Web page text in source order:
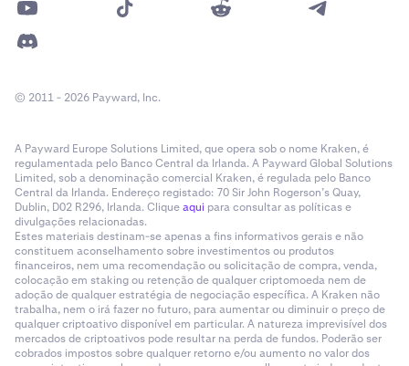
© 2011 - 2026 Payward, Inc.
A Payward Europe Solutions Limited, que opera sob o nome Kraken, é
regulamentada pelo Banco Central da Irlanda. A Payward Global Solutions
Limited, sob a denominação comercial Kraken, é regulada pelo Banco
Central da Irlanda. Endereço registado: 70 Sir John Rogerson’s Quay,
Dublin, D02 R296, Irlanda. Cliqueaqui para consultar as políticas e
divulgações relacionadas.
Estes materiais destinam-se apenas a fins informativos gerais e não
constituem aconselhamento sobre investimentos ou produtos
financeiros, nem uma recomendação ou solicitação de compra, venda,
colocação em staking ou retenção de qualquer criptomoeda nem de
adoção de qualquer estratégia de negociação específica. A Kraken não
trabalha, nem o irá fazer no futuro, para aumentar ou diminuir o preço de
qualquer criptoativo disponível em particular. A natureza imprevisível dos
mercados de criptoativos pode resultar na perda de fundos. Poderão ser
cobrados impostos sobre qualquer retorno e/ou aumento no valor dos